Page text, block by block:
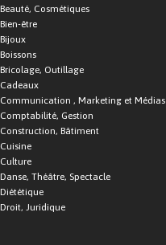
Beauté, Cosmétiques
Bien-être
Bijoux
Boissons
Bricolage, Outillage
Cadeaux
Communication , Marketing et Médias
Comptabilité, Gestion
Construction, Bâtiment
Cuisine
Culture
Danse, Théâtre, Spectacle
Diététique
Droit, Juridique